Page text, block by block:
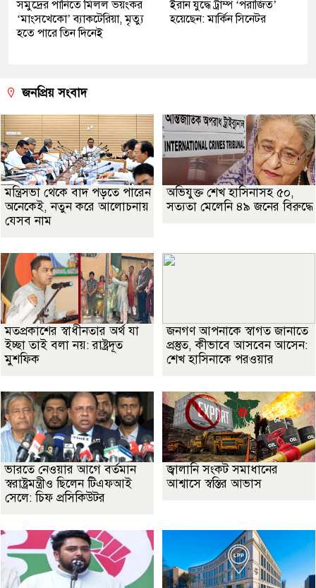
সমুদ্রের পানিতে মিলল ভয়ংকর
‘মাংসখেকো’ ব্যাকটেরিয়া, মৃত্যু
হতে পারে তিন দিনেই
ইরান যুদ্ধে ট্রাম্প ‘পরাজিত’
হয়েছেন: মার্কিন সিনেটর
জনপ্রিয় সংবাদ
মন্ত্রিসভা থেকে বাদ পড়তে পারেন
অনেকেই, নতুন করে আলোচনায়
যেসব নাম
অভিযুক্ত শেখ হাসিনাসহ ৫০,
সত্যতা মেলেনি ৪৯ জনের বিরুদ্ধে
মতপ্রকাশের স্বাধীনতার অর্থ যা
ইচ্ছা তাই বলা নয়: রাষ্ট্রদূত
মুশফিক
জনগণ আপনাকে স্বাগত জানাতে
প্রস্তুত, কীভাবে আসবেন আসেন:
শেখ হাসিনাকে পরওয়ার
ভারতে নেওয়ার আগে বর্তমান
স্বরাষ্ট্রমন্ত্রীও ছিলেন টিএফআই
সেলে: চিফ প্রসিকিউটর
জ্বালানি সংকট সমাধানের
আশ্বাসে স্বস্তির আভাস